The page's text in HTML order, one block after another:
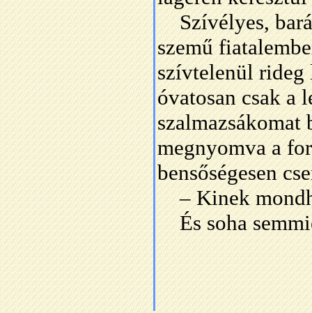
Szívélyes,
szemű
szívtelenül rideg
óvatosan csak a
megnyomva a
bensőségesen
– Kinek
És soha